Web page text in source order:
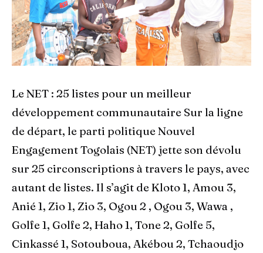
Le NET : 25 listes pour un meilleur
développement communautaire Sur la ligne
de départ, le parti politique Nouvel
Engagement Togolais (NET) jette son dévolu
sur 25 circonscriptions à travers le pays, avec
autant de listes. Il s’agit de Kloto 1, Amou 3,
Anié 1, Zio 1, Zio 3, Ogou 2 , Ogou 3, Wawa ,
Golfe 1, Golfe 2, Haho 1, Tone 2, Golfe 5,
Cinkassé 1, Sotouboua, Akébou 2, Tchaoudjo